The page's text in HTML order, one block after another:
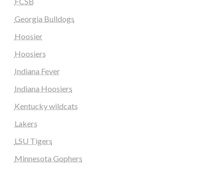
Georgia Bulldogs
Hoosier
Hoosiers
Indiana Fever
Indiana Hoosiers
Kentucky wildcats
Lakers
LSU Tigers
Minnesota Gophers